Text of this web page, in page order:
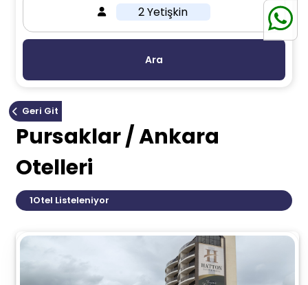
2 Yetişkin
Ara
Geri Git
Pursaklar / Ankara
Otelleri
1Otel Listeleniyor